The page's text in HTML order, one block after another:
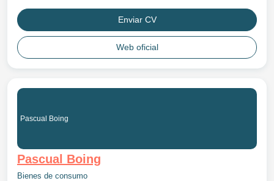
Enviar CV
Web oficial
Pascual Boing
Pascual Boing
Bienes de consumo